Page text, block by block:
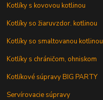
Kotlíky s kovovou kotlinou
Kotlíky so žiaruvzdor. kotlinou
Kotlíky so smaltovanou kotlinou
Kotlíky s chráničom, ohniskom
Kotlíkové súpravy BIG PARTY
Servírovacie súpravy